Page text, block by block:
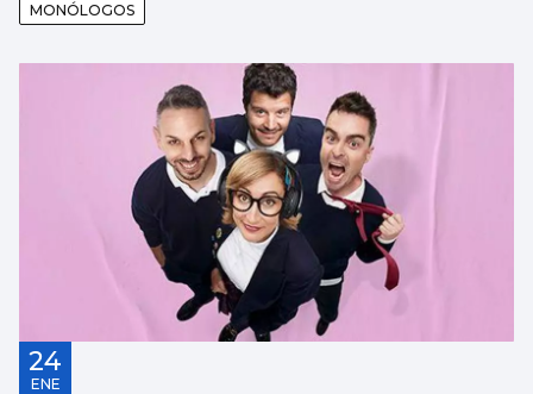
MONÓLOGOS
24
ENE